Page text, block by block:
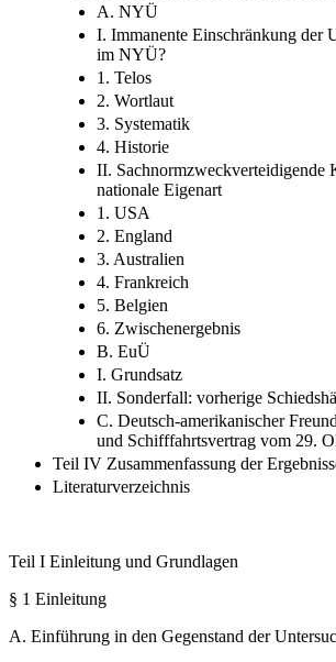
A. NYÜ
I. Immanente Einschränkung der
im NYÜ?
1. Telos
2. Wortlaut
3. Systematik
4. Historie
II. Sachnormzweckverteidigende
nationale Eigenart
1. USA
2. England
3. Australien
4. Frankreich
5. Belgien
6. Zwischenergebnis
B. EuÜ
I. Grundsatz
II. Sonderfall: vorherige
C. Deutsch-amerikanischer
und Schifffahrtsvertrag vom 29.
Teil IV Zusammenfassung der
Literaturverzeichnis
Teil I Einleitung und Grundlagen
§ 1 Einleitung
A. Einführung in den Gegenstand der